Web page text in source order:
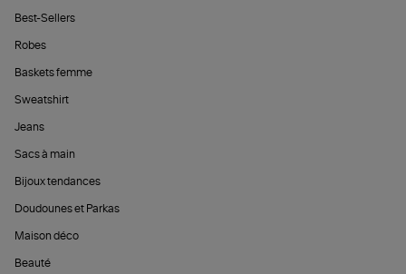
Best-Sellers
Robes
Baskets femme
Sweatshirt
Jeans
Sacs à main
Bijoux tendances
Doudounes et Parkas
Maison déco
Beauté